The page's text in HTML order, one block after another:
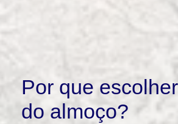
Por que
do almoço?